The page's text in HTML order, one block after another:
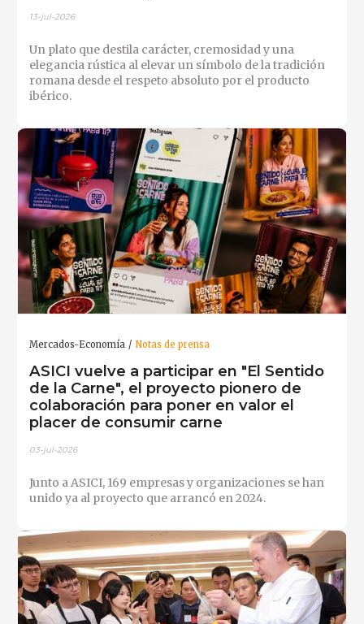
13-jul-2026
Un plato que destila carácter, cremosidad y una
elegancia rústica al elevar un símbolo de la tradición
romana desde el respeto absoluto por el producto
ibérico.
Mercados-Economía Notas de prensa
ASICI vuelve a participar en "El Sentido
de la Carne", el proyecto pionero de
colaboración para poner en valor el
placer de consumir carne
03-jul-2026
Junto a ASICI, 169 empresas y organizaciones se han
unido ya al proyecto que arrancó en 2024.